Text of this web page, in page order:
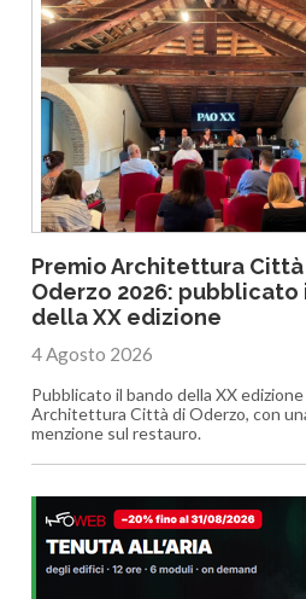
Premio Architettura
Oderzo 2026: pubblicato
della XX edizione
4 Agosto 2026
Pubblicato il bando della XX
Architettura Città di Oderzo, con
menzione sul restauro.